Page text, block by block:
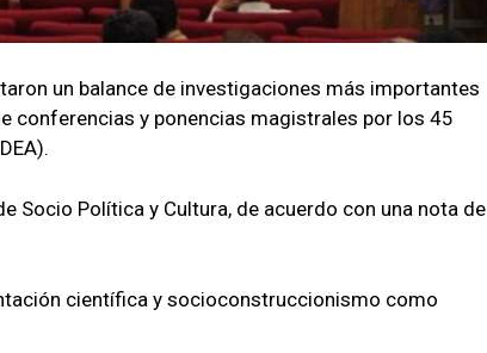
un balance de investigaciones más importantes
conferencias y ponencias magistrales por los 45
Socio Política y Cultura, de acuerdo con una nota de
científica y socioconstruccionismo como